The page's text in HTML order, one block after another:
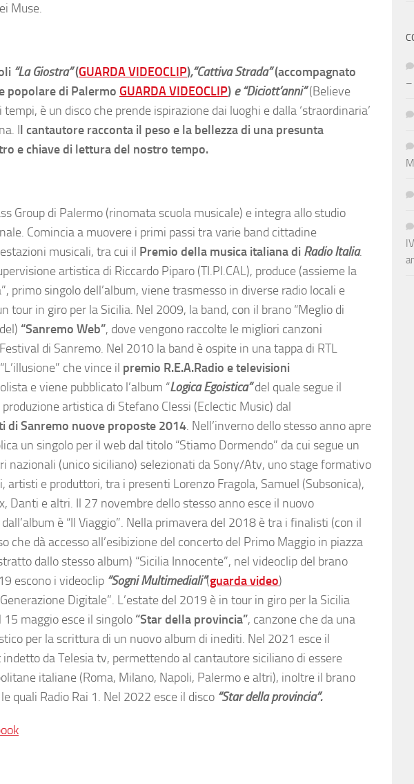
Muse.
“La Giostra”(GUARDA VIDEOCLIP),“Cattiva Strada”(accompagnato
popolare di Palermo GUARDA VIDEOCLIP) e “Diciott’anni” (Believe
è un disco che prende ispirazione dai luoghi e dalla ‘straordinaria’
Il cantautore racconta il peso e la bellezza di una presunta
e chiave di lettura del nostro tempo.
Group di Palermo (rinomata scuola musicale) e integra allo studio
Comincia a muovere i primi passi tra varie band cittadine
musicali, tra cui il Premio della musica italiana di Radio Italia.
artistica di Riccardo Piparo (TI.PI.CAL), produce (assieme la
primo singolo dell’album, viene trasmesso in diverse radio locali e
in giro per la Sicilia. Nel 2009, la band, con il brano “Meglio di
“Sanremo Web”, dove vengono raccolte le migliori canzoni
di Sanremo. Nel 2010 la band è ospite in una tappa di RTL
che vince il premio R.E.A.Radio e televisioni
e viene pubblicato l’album “Logica Egoistica”del quale segue il
artistica di Stefano Clessi (Eclectic Music) dal
di Sanremo nuove proposte 2014. Nell’inverno dello stesso anno apre
un singolo per il web dal titolo “Stiamo Dormendo” da cui segue un
nazionali (unico siciliano) selezionati da Sony/Atv, uno stage formativo
e produttori, tra i presenti Lorenzo Fragola, Samuel (Subsonica),
Danti e altri. Il 27 novembre dello stesso anno esce il nuovo
è “Il Viaggio”. Nella primavera del 2018 è tra i finalisti (con il
che dà accesso all’esibizione del concerto del Primo Maggio in piazza
dallo stesso album) “Sicilia Innocente”, nel videoclip del brano
escono i videoclip “Sogni Multimediali”(guarda video)
Digitale”. L’estate del 2019 è in tour in giro per la Sicilia
maggio esce il singolo “Star della provincia”, canzone che da una
per la scrittura di un nuovo album di inediti. Nel 2021 esce il
da Telesia tv, permettendo al cantautore siciliano di essere
italiane (Roma, Milano, Napoli, Palermo e altri), inoltre il brano
quali Radio Rai 1. Nel 2022 esce il disco “Star della provincia”.
–